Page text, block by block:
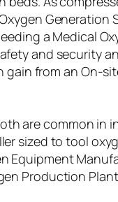
Generation
a Medical
and security
from an On-
are common in
sized to tool
Equipment
Production